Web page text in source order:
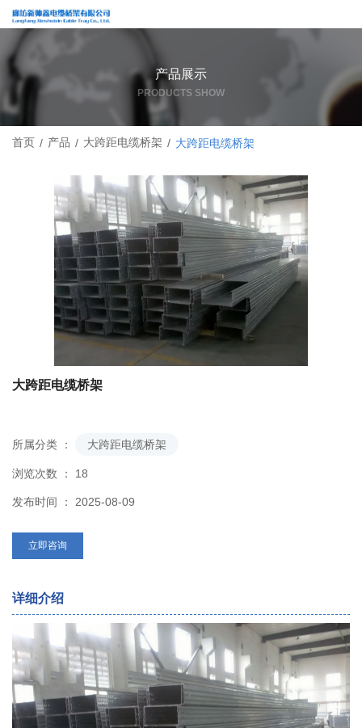
产品展示
PRODUCTS SHOW
首页 / 产品 / 大跨距电缆桥架 / 大跨距电缆桥架
大跨距电缆桥架
所属分类 ： 大跨距电缆桥架
浏览次数 ： 18
发布时间 ： 2025-08-09
立即咨询
详细介绍